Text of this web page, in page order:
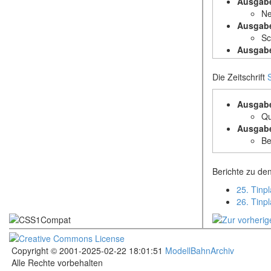
Die Zeitschrift
Berichte zu
25.
26.
Copyright © 2001-2025-02-22 18:01:51 ModellBahnArchiv
Alle Rechte vorbehalten